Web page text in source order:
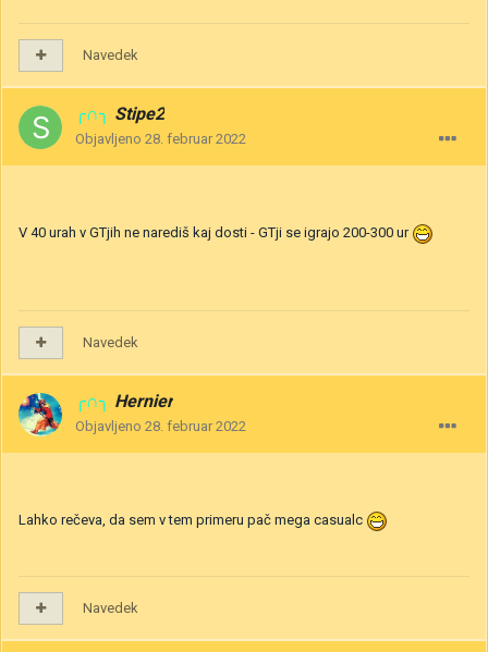
Navedek
╭∩╮ Stipe2
Objavljeno 28. februar 2022
V 40 urah v GTjih ne narediš kaj dosti - GTji se igrajo 200-300 ur
Navedek
╭∩╮ Hernier
Objavljeno 28. februar 2022
Lahko rečeva, da sem v tem primeru pač mega casualc
Navedek